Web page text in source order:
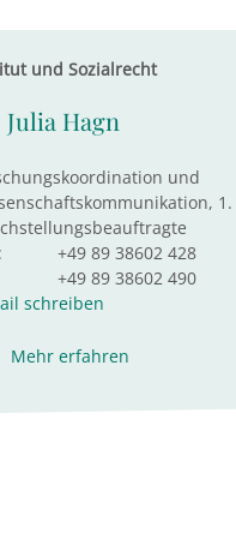
und Sozialrecht
Julia Hagn
und
1.
+49 89 38602 428
+49 89 38602 490
schreiben
Mehr erfahren